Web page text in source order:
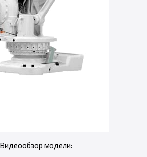
Видеообзор модели: